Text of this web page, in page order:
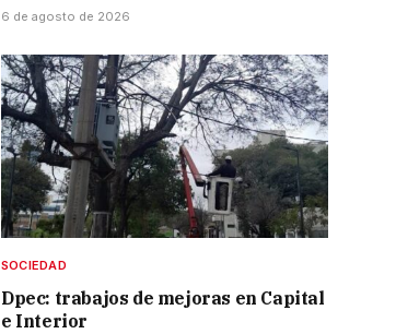
6 de agosto de 2026
SOCIEDAD
Dpec: trabajos de mejoras en Capital
e Interior